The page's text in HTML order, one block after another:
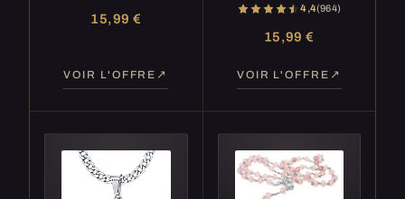
15,99 €
VOIR L'OFFRE
4,4(964)
15,99 €
VOIR L'OFFRE